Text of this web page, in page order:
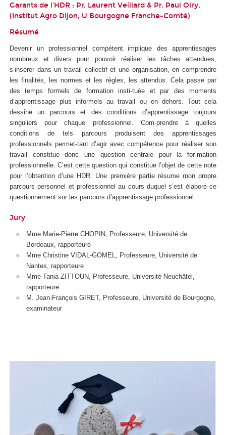
Garants de l'HDR : Pr. Laurent Veillard & Pr. Paul Olry,
(Institut Agro Dijon, U Bourgogne Franche-Comté)
Résumé
Devenir un professionnel compétent implique des apprentissages
nombreux et divers pour pouvoir réaliser les tâches attendues,
s’insérer dans un travail collectif et une organisation, en comprendre
les finalités, les normes et les règles, les attendus. Cela passe par
des temps formels de formation insti-tuée et par des moments
d’apprentissage plus informels au travail ou en dehors. Tout cela
dessine un parcours et des conditions d’apprentissage toujours
singuliers pour chaque professionnel. Com-prendre à quelles
conditions de tels parcours produisent des apprentissages
professionnels permet-tant d’agir avec compétence pour réaliser son
travail constitue donc une question centrale pour la for-mation
professionnelle. C’est cette question qui constitue l’objet de cette note
pour l’obtention d’une HDR. Une première partie résume mon propre
parcours personnel et professionnel au cours duquel s’est élaboré ce
questionnement sur les parcours d’apprentissage professionnel.
Jury
Mme Marie-Pierre CHOPIN, Professeure, Université de
Bordeaux, rapporteure
Mme Christine VIDAL-GOMEL, Professeure, Université de
Nantes, rapporteure
Mme Tania ZITTOUN, Professeure, Université Neuchâtel,
rapporteure
M. Jean-François GIRET, Professeure, Université de Bourgogne,
examinateur